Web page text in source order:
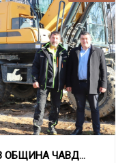
В ОБЩИНА ЧАВДАР Първа копка на събирателен к